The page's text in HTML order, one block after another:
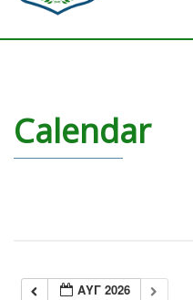
Calendar
ΑΥΓ 2026